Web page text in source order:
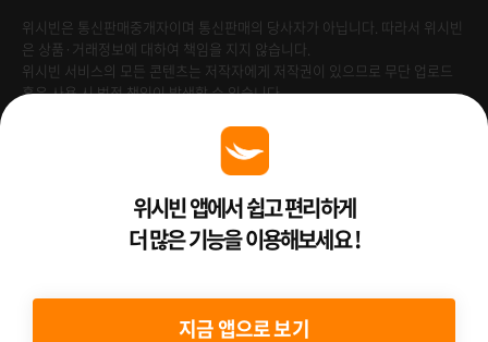
위시빈은 통신판매중개자이며 통신판매의 당사자가 아닙니다. 따라서 위시빈
은 상품·거래정보에 대하여 책임을 지지 않습니다.
위시빈 서비스의 모든 콘텐츠는 저작자에게 저작권이 있으므로 무단 업로드
혹은 사용 시 법적 책임이 발생할 수 있습니다.
Venture Enterprise위시빈 앱에서 쉽고 편리하게
더 많은 기능을 이용해보세요 !
지금 앱으로 보기